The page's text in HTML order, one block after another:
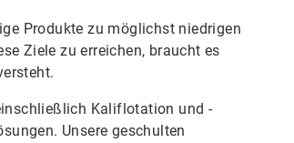
Produkte zu möglichst niedrigen
Ziele zu erreichen, braucht es
Kaliflotation und -
Unsere geschulten